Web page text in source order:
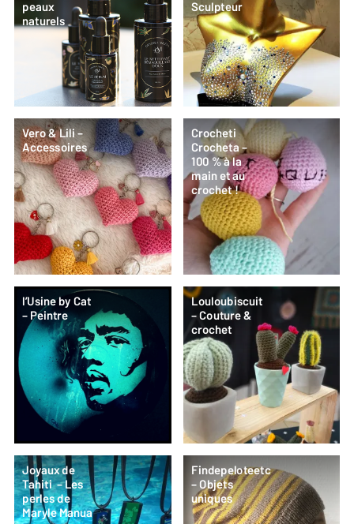
peaux
naturels
Sculpteur
Vero & Lili –
Accessoires
Crocheti
Crocheta –
100 % à la
main et au
crochet !
l’Usine by Cat
– Peintre
Louloubiscuit
– Couture &
crochet
Joyaux de
Tahiti – Les
perles de
Maryle Manua
Findepeloteetc
– Objets
uniques